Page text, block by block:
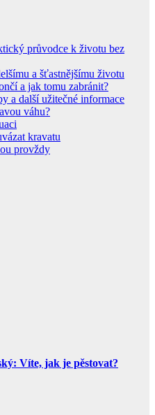
průvodce k životu bez
a šťastnějšímu životu
a jak tomu zabránit?
a další užitečné informace
váhu?
kravatu
provždy
Víte, jak je pěstovat?